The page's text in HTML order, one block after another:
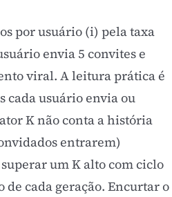
por usuário (i) pela taxa
envia 5 convites e
viral. A leitura prática é
cada usuário envia ou
K não conta a história
entrarem)
um K alto com ciclo
cada geração. Encurtar o